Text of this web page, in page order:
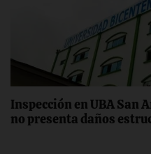
Inspección en UBA San
no presenta daños